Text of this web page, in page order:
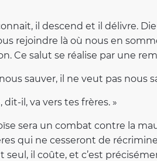
il descend et il délivre.
rejoindre là où nous en
Ce salut se réalise par une
sauver, il ne veut pas nous
dit-il, va vers tes frères. »
sera un combat contre la
qui ne cesseront de
seul, il coûte, et c’est